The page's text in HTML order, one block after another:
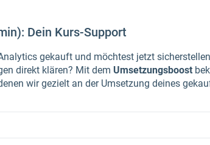
Dein Kurs-Support
gekauft und möchtest jetzt
direkt klären? Mit dem Umsetzungsboost
wir gezielt an der Umsetzung deines